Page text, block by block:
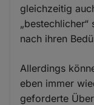
gleichzeitig
nach ihren
Allerdings
eben immer
geforderte